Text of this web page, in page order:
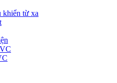
khiển từ xa